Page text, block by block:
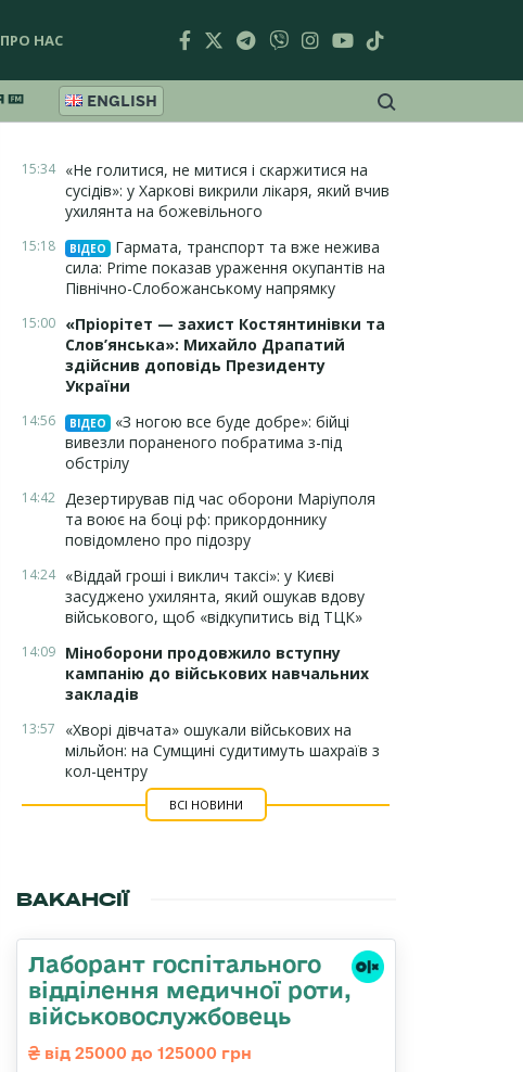
ПРО НАС
ENGLISH
15:34 «Не голитися, не митися і скаржитися на
сусідів»: у Харкові викрили лікаря, який вчив
ухилянта на божевільного
15:18 ВІДЕО
Гармата, транспорт та вже нежива
сила: Prime показав ураження окупантів на
Північно-Слобожанському напрямку
15:00 «Пріорітет — захист Костянтинівки та
Слов’янська»: Михайло Драпатий
здійснив доповідь Президенту
України
14:56 ВІДЕО
«З ногою все буде добре»: бійці
вивезли пораненого побратима з-під
обстрілу
14:42 Дезертирував під час оборони Маріуполя
та воює на боці рф: прикордоннику
повідомлено про підозру
14:24 «Віддай гроші і виклич таксі»: у Києві
засуджено ухилянта, який ошукав вдову
військового, щоб «відкупитись від ТЦК»
14:09 Міноборони продовжило вступну
кампанію до військових навчальних
закладів
13:57
«Хворі дівчата» ошукали військових на
мільйон: на Сумщині судитимуть шахраїв з
кол-центру
ВСІ НОВИНИ
ВАКАНСІЇ
Лаборант госпітального
відділення медичної роти,
військовослужбовець
від 25000 до 125000 грн